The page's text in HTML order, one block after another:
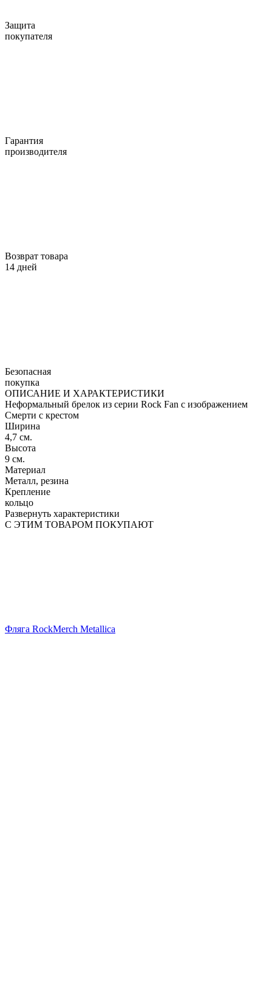
Защита
покупателя
Гарантия
производителя
Возврат товара
14 дней
Безопасная
покупка
ОПИСАНИЕ И ХАРАКТЕРИСТИКИ
Неформальный брелок из серии Rock Fan с изображением
Смерти с крестом
Ширина
4,7 см.
Высота
9 см.
Материал
Металл, резина
Крепление
кольцо
Развернуть характеристики
С ЭТИМ ТОВАРОМ ПОКУПАЮТ
Фляга RockMerch Metallica